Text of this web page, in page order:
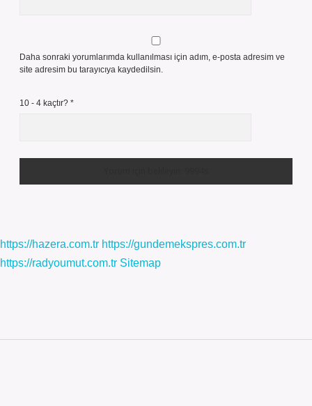
Daha sonraki yorumlarımda kullanılması için adım, e-posta adresim ve
site adresim bu tarayıcıya kaydedilsin.
10 - 4 kaçtır? *
https://hazera.com.tr https://gundemekspres.com.tr
https://radyoumut.com.tr Sitemap